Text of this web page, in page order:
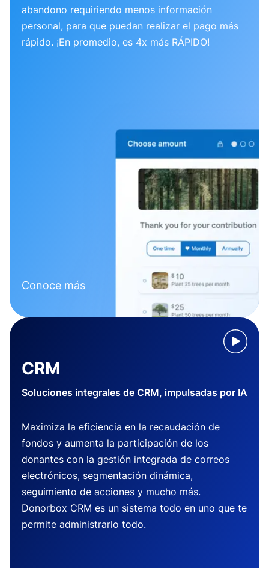
abandono requiriendo menos información
personal, para que puedan realizar el pago más
rápido. ¡En promedio, es 4x más RÁPIDO!
Conoce más
CRM
Soluciones integrales de CRM, impulsadas por IA
Maximiza la eficiencia en la recaudación de
fondos y aumenta la participación de los
donantes con la gestión integrada de correos
electrónicos, segmentación dinámica,
seguimiento de acciones y mucho más.
Donorbox CRM es un sistema todo en uno que te
permite administrarlo todo.